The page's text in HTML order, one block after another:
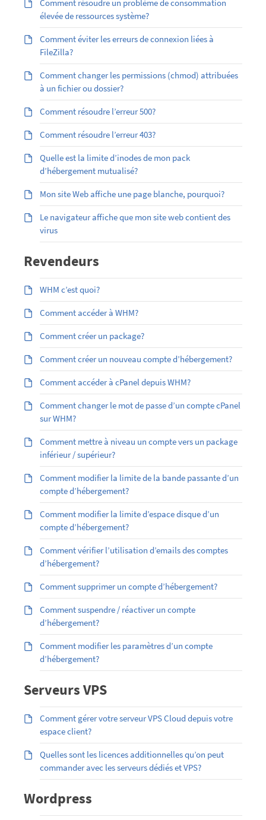
Comment résoudre un problème de consommation
élevée de ressources système?
Comment éviter les erreurs de connexion liées à
FileZilla?
Comment changer les permissions (chmod) attribuées
à un fichier ou dossier?
Comment résoudre l’erreur 500?
Comment résoudre l’erreur 403?
Quelle est la limite d’inodes de mon pack
d’hébergement mutualisé?
Mon site Web affiche une page blanche, pourquoi?
Le navigateur affiche que mon site web contient des
virus
Revendeurs
WHM c’est quoi?
Comment accéder à WHM?
Comment créer un package?
Comment créer un nouveau compte d’hébergement?
Comment accéder à cPanel depuis WHM?
Comment changer le mot de passe d’un compte cPanel
sur WHM?
Comment mettre à niveau un compte vers un package
inférieur / supérieur?
Comment modifier la limite de la bande passante d’un
compte d’hébergement?
Comment modifier la limite d’espace disque d’un
compte d’hébergement?
Comment vérifier l’utilisation d’emails des comptes
d’hébergement?
Comment supprimer un compte d’hébergement?
Comment suspendre / réactiver un compte
d’hébergement?
Comment modifier les paramètres d’un compte
d’hébergement?
Serveurs VPS
Comment gérer votre serveur VPS Cloud depuis votre
espace client?
Quelles sont les licences additionnelles qu’on peut
commander avec les serveurs dédiés et VPS?
Wordpress